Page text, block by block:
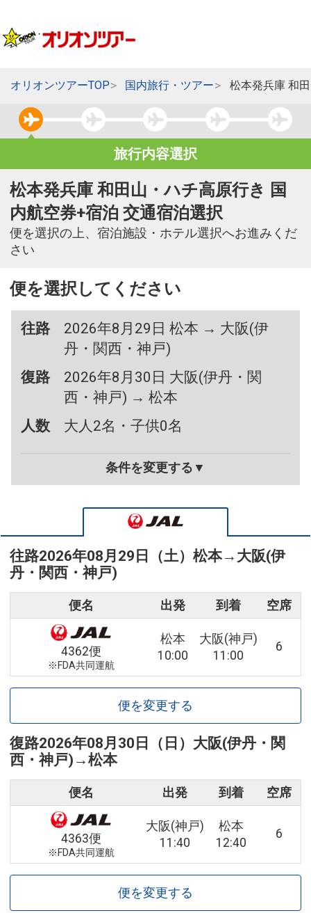
オリオンツアーTOP 国内旅行・ツアー 松本発兵庫 和
旅行内容選択
松本発兵庫 和田山・ハチ高原行き 国
内航空券+宿泊 交通宿泊選択
便を選択の上、宿泊施設・ホテル選択へお進みくだ
さい
便を選択してください
往路
2026年8月29日 松本 → 大阪(伊
丹・関西・神戸)
復路
2026年8月30日 大阪(伊丹・関
西・神戸) → 松本
人数
大人2名・子供0名
条件を変更する▼
往路2026年08月29日（土） 松本→ 大阪(伊
丹・関西・神戸)
便名 出発 到着 空席
4362便
※FDA共同運航
松本
10:00
大阪(神戸)
11:00
6
便を変更する
復路2026年08月30日（日） 大阪(伊丹・関
西・神戸) →松本
便名 出発 到着 空席
4363便
※FDA共同運航
大阪(神戸)
11:40
松本
12:40
6
便を変更する